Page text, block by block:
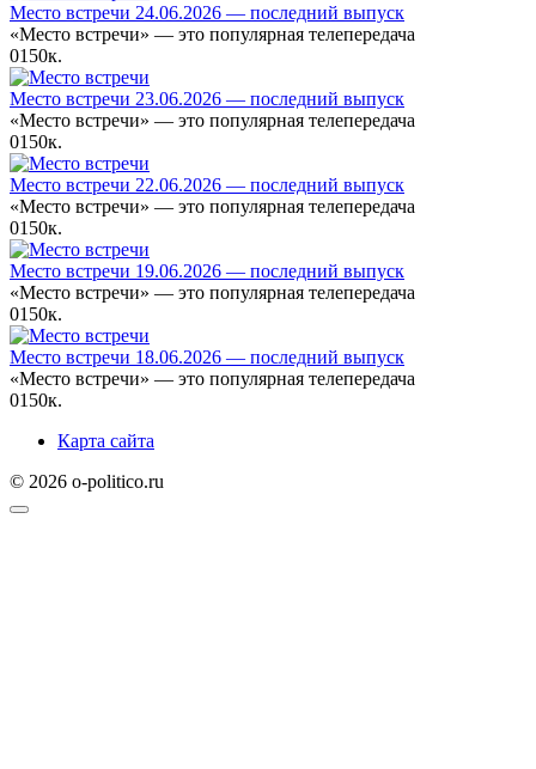
Место встречи 24.06.2026 — последний выпуск
«Место встречи» — это популярная телепередача
0150к.
Место встречи 23.06.2026 — последний выпуск
«Место встречи» — это популярная телепередача
0150к.
Место встречи 22.06.2026 — последний выпуск
«Место встречи» — это популярная телепередача
0150к.
Место встречи 19.06.2026 — последний выпуск
«Место встречи» — это популярная телепередача
0150к.
Место встречи 18.06.2026 — последний выпуск
«Место встречи» — это популярная телепередача
0150к.
Карта сайта
© 2026 o-politico.ru